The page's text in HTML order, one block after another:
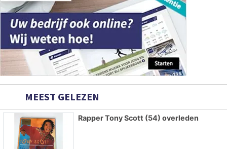
MEEST GELEZEN
Rapper Tony Scott (54) overleden